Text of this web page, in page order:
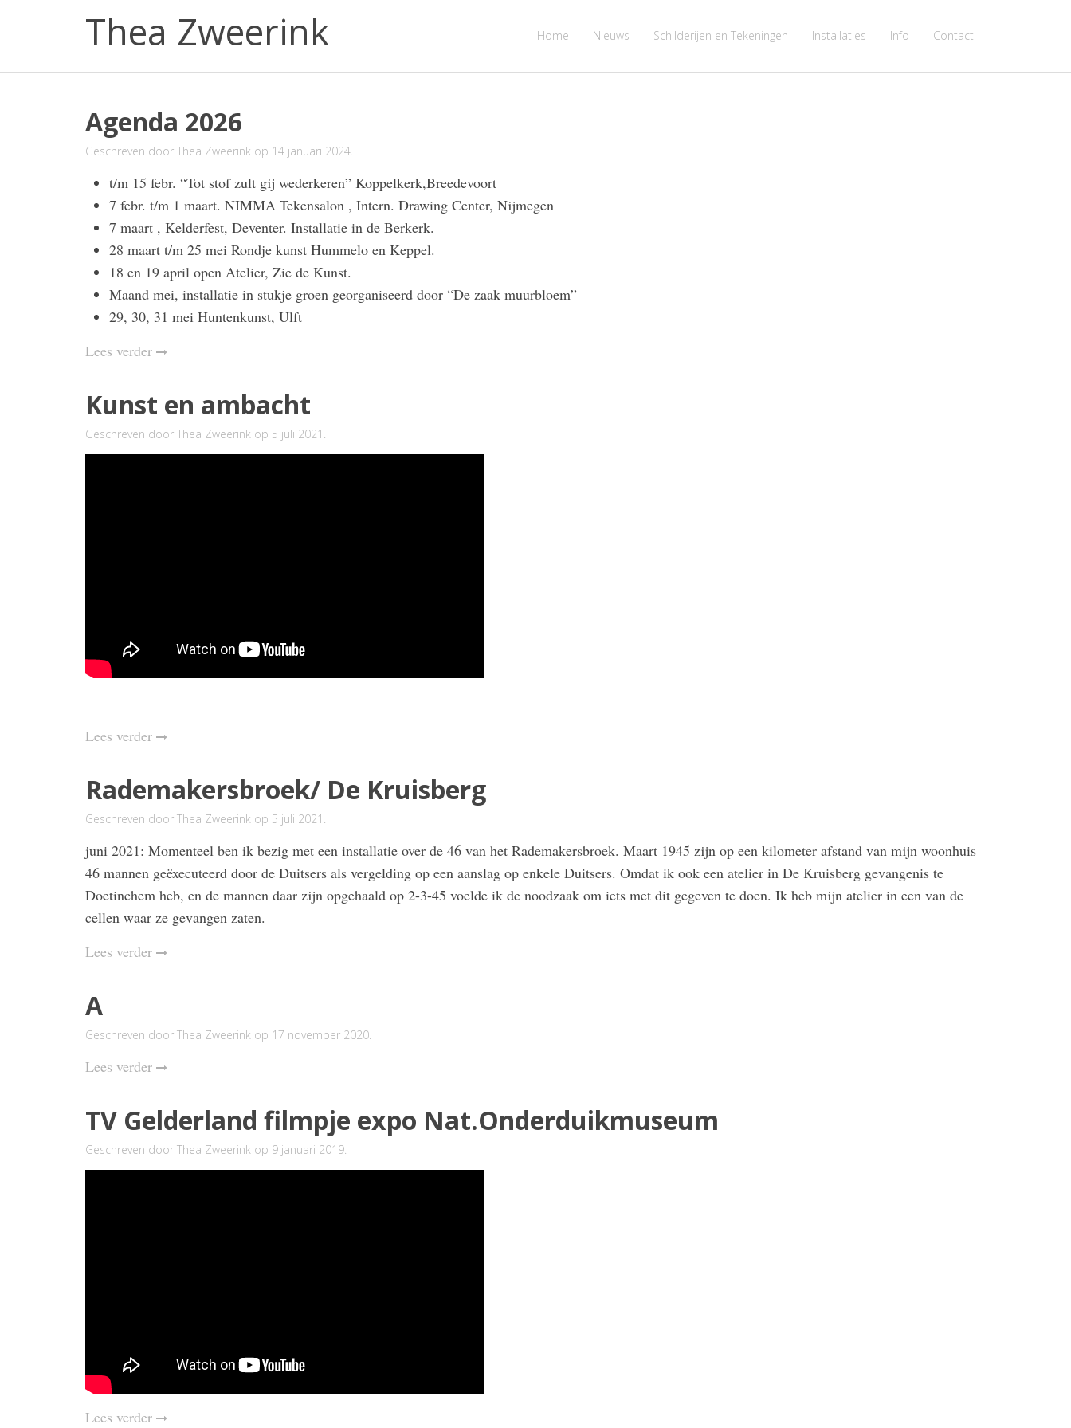
Thea Zweerink Home Nieuws Schilderijen en Tekeningen Installaties Info Contact
Agenda 2026
Geschreven door Thea Zweerink op 14 januari 2024.
t/m 15 febr. “Tot stof zult gij wederkeren” Koppelkerk,Breedevoort
7 febr. t/m 1 maart. NIMMA Tekensalon , Intern. Drawing Center, Nijmegen
7 maart , Kelderfest, Deventer. Installatie in de Berkerk.
28 maart t/m 25 mei Rondje kunst Hummelo en Keppel.
18 en 19 april open Atelier, Zie de Kunst.
Maand mei, installatie in stukje groen georganiseerd door “De zaak muurbloem”
29, 30, 31 mei Huntenkunst, Ulft
Lees verder
Kunst en ambacht
Geschreven door Thea Zweerink op 5 juli 2021 .
Lees verder
Rademakersbroek/ De Kruisberg
Geschreven door Thea Zweerink op 5 juli 2021 .
juni 2021: Momenteel ben ik bezig met een installatie over de 46 van het Rademakersbroek. Maart 1945 zijn op een kilometer afstand van mijn woonhuis
46 mannen geëxecuteerd door de Duitsers als vergelding op een aanslag op enkele Duitsers. Omdat ik ook een atelier in De Kruisberg gevangenis te
Doetinchem heb, en de mannen daar zijn opgehaald op 2-3-45 voelde ik de noodzaak om iets met dit gegeven te doen. Ik heb mijn atelier in een van de
cellen waar ze gevangen zaten.
Lees verder
A
Geschreven door Thea Zweerink op 17 november 2020.
Lees verder
TV Gelderland filmpje expo Nat.Onderduikmuseum
Geschreven door Thea Zweerink op 9 januari 2019.
Lees verder